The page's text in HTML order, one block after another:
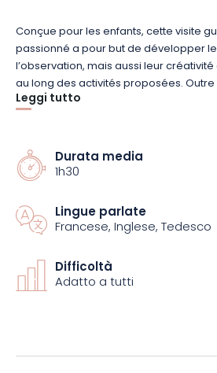
Conçue pour les enfants, cette visite
passionné a pour but de développer
l’observation, mais aussi leur
au long des activités proposées.
ville de Saint-Dié-des-Vosges,
Faites vivre à vos enfants une
Réservez dès maintenant !
Leggi tutto
Durata media
1h30
Lingue parlate
Francese, Inglese, Tedesco
Difficoltà
Adatto a tutti